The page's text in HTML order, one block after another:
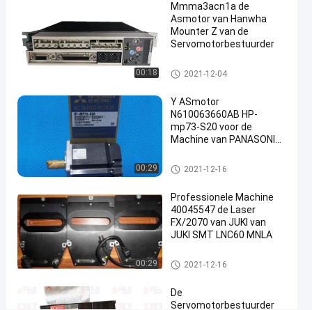
servomotorbestuurder
2021-
12-04
92
Meningen
Servo
Drive
#
panasonic
motorbestuurder
industriële
servomotor
D
E
M
00:18
Mmma3acn1a de
Asmotor van Hanwha
Mounter Z van de
Servomotorbestuurder
servomotorbestuurder
2021-12-04
00:29
Y ASmotor
N610063660AB HP-
mp73-S20 voor de
Machine van PANASONIC
servomotorbestuurder
2021-12-16
00:29
Professionele Machine
40045547 de Laser
FX/2070 van JUKI van
JUKI SMT LNC60 MNLA
servomotorbestuurder
2021-12-16
De
Servomotorbestuurder